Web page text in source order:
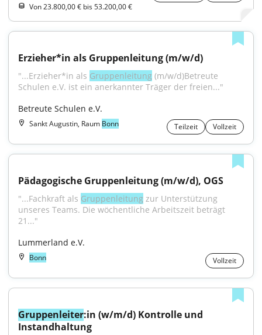
Von 23.800,00 € bis 53.200,00 €
Erzieher*in als Gruppenleitung (m/w/d)
"...Erzieher*in als Gruppenleitung (m/w/d)Betreute
Schulen e.V. ist ein anerkannter Träger der freien..."
Betreute Schulen e.V.
Sankt Augustin, Raum Bonn Teilzeit Vollzeit
Pädagogische Gruppenleitung (m/w/d), OGS
"...Fachkraft als Gruppenleitung zur Unterstützung
unseres Teams. Die wöchentliche Arbeitszeit beträgt
21..."
Lummerland e.V.
Bonn Vollzeit
Gruppenleiter:in (w/m/d) Kontrolle und
Instandhaltung